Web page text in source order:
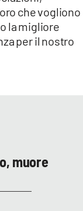
che vogliono
la migliore
per il nostro
muore